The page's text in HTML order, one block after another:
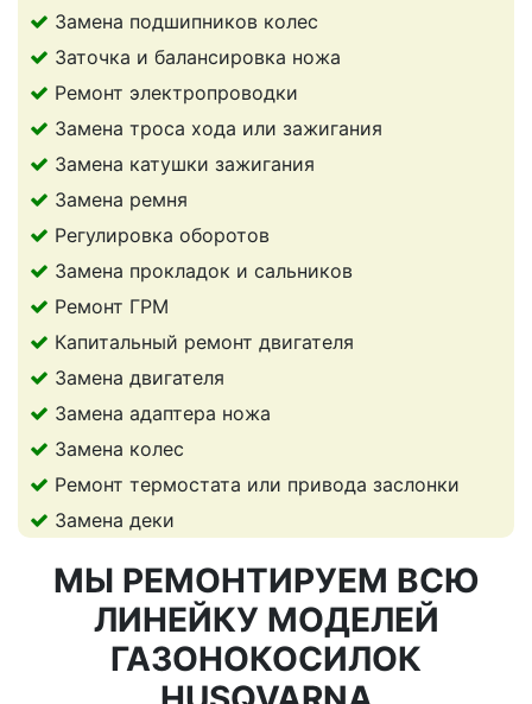
Замена подшипников колес
Заточка и балансировка ножа
Ремонт электропроводки
Замена троса хода или зажигания
Замена катушки зажигания
Замена ремня
Регулировка оборотов
Замена прокладок и сальников
Ремонт ГРМ
Капитальный ремонт двигателя
Замена двигателя
Замена адаптера ножа
Замена колес
Ремонт термостата или привода заслонки
Замена деки
МЫ РЕМОНТИРУЕМ ВСЮ
ЛИНЕЙКУ МОДЕЛЕЙ
ГАЗОНОКОСИЛОК